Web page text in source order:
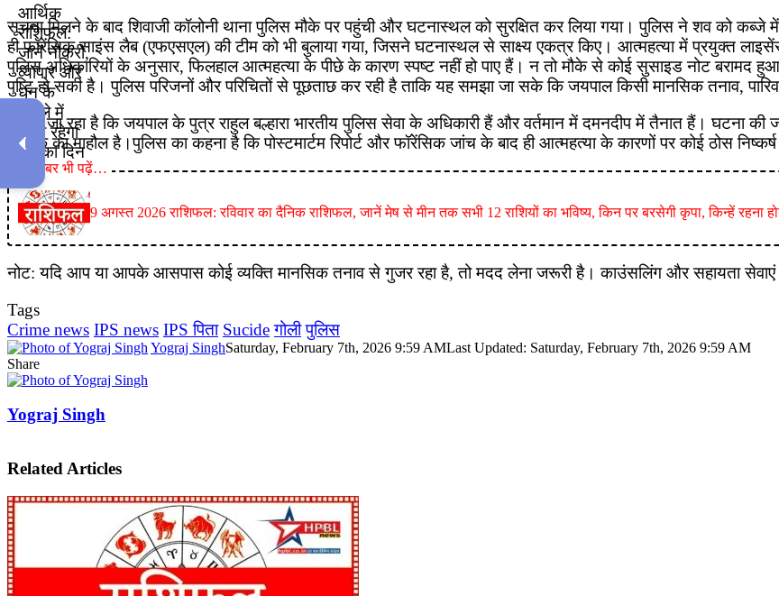
सूचना मिलने के बाद शिवाजी कॉलोनी थाना पुलिस मौके पर पहुंची और घटनास्थल को सुरक्षित कर लिया गया। पुलिस ने शव को
ही फॉरेंसिक साइंस लैब (एफएसएल) की टीम को भी बुलाया गया, जिसने घटनास्थल से साक्ष्य एकत्र किए। आत्महत्या में प्रयुक्त
पुलिस अधिकारियों के अनुसार, फिलहाल आत्महत्या के पीछे के कारण स्पष्ट नहीं हो पाए हैं। न तो मौके से कोई सुसाइड नोट बरामद
पुष्टि हो सकी है। पुलिस परिजनों और परिचितों से पूछताछ कर रही है ताकि यह समझा जा सके कि जयपाल किसी मानसिक तनाव,
बताया जा रहा है कि जयपाल के पुत्र राहुल बल्हारा भारतीय पुलिस सेवा के अधिकारी हैं और वर्तमान में दमनदीप में तैनात हैं। घटना
में शोक का माहौल है।पुलिस का कहना है कि पोस्टमार्टम रिपोर्ट और फॉरेंसिक जांच के बाद ही आत्महत्या के कारणों पर कोई ठोस
ये खबर भी पढ़ें…
9 अगस्त 2026 राशिफल: रविवार का दैनिक राशिफल, जानें मेष से मीन तक सभी 12 राशियों का भविष्य, किन पर बरसेगी कृपा, किन्हें रहना
नोट: यदि आप या आपके आसपास कोई व्यक्ति मानसिक तनाव से गुजर रहा है, तो मदद लेना जरूरी है। काउंसलिंग और सहायता
Tags
Crime news IPS news IPS पिता Sucide गोली पुलिस
Yograj SinghSaturday, February 7th, 2026 9:59 AMLast Updated: Saturday, February 7th, 2026 9:59 AM
Share
Facebook
X
LinkedIn
Pinterest
WhatsApp
Telegram
Yograj Singh
Related Articles